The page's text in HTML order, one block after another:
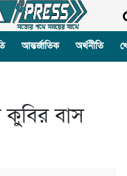
আন্তর্জাতিক অর্থনীতি
বাস